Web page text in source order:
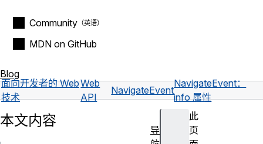
Community
MDN on GitHub
Blog
面向开发者的 Web
技术
Web
API
NavigateEvent
NavigateEvent：
info 属性
此
页
本文内容
导